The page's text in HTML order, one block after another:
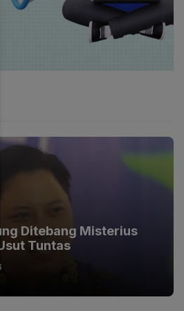
Ditebang Misterius
Tuntas